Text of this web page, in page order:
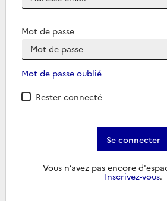
Mot de passe
Mot de passe oublié
Rester connecté
Se connecter
Vous n’avez pas encore
Inscrivez-vous.